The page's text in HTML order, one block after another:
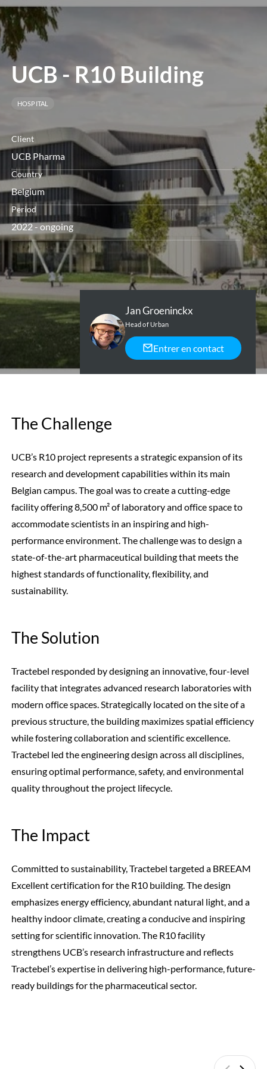
le
UCB - R10 Building
HOSPITAL
Client
UCB Pharma
Country
Belgium
Period
2022 - ongoing
Jan Groeninckx
Head of Urban
Entrer en contact
The Challenge
UCB’s R10 project represents a strategic expansion of its
research and development capabilities within its main
Belgian campus. The goal was to create a cutting-edge
facility offering 8,500 m² of laboratory and office space to
accommodate scientists in an inspiring and high-
performance environment. The challenge was to design a
state-of-the-art pharmaceutical building that meets the
highest standards of functionality, flexibility, and
sustainability.
The Solution
Tractebel responded by designing an innovative, four-level
facility that integrates advanced research laboratories with
modern office spaces. Strategically located on the site of a
previous structure, the building maximizes spatial efficiency
while fostering collaboration and scientific excellence.
Tractebel led the engineering design across all disciplines,
ensuring optimal performance, safety, and environmental
quality throughout the project lifecycle.
The Impact
Committed to sustainability, Tractebel targeted a BREEAM
Excellent certification for the R10 building. The design
emphasizes energy efficiency, abundant natural light, and a
healthy indoor climate, creating a conducive and inspiring
setting for scientific innovation. The R10 facility
strengthens UCB’s research infrastructure and reflects
Tractebel’s expertise in delivering high-performance, future-
ready buildings for the pharmaceutical sector.